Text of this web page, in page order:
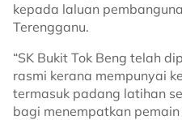
kepada laluan
Terengganu.
“SK Bukit Tok Beng telah
rasmi kerana mempunyai
termasuk padang latihan
bagi menempatkan